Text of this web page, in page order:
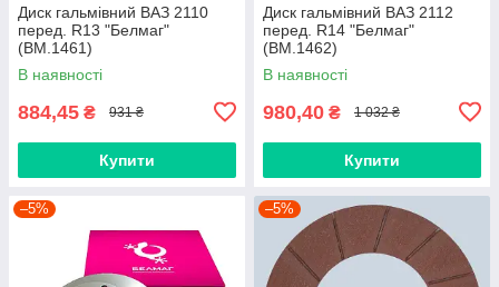
Диск гальмівний ВАЗ 2110
перед. R13 "Белмаг"
(BM.1461)
В наявності
884,45 ₴ 931 ₴
Купити
Диск гальмівний ВАЗ 2112
перед. R14 "Белмаг"
(BM.1462)
В наявності
980,40 ₴ 1 032 ₴
Купити
–5% –5%